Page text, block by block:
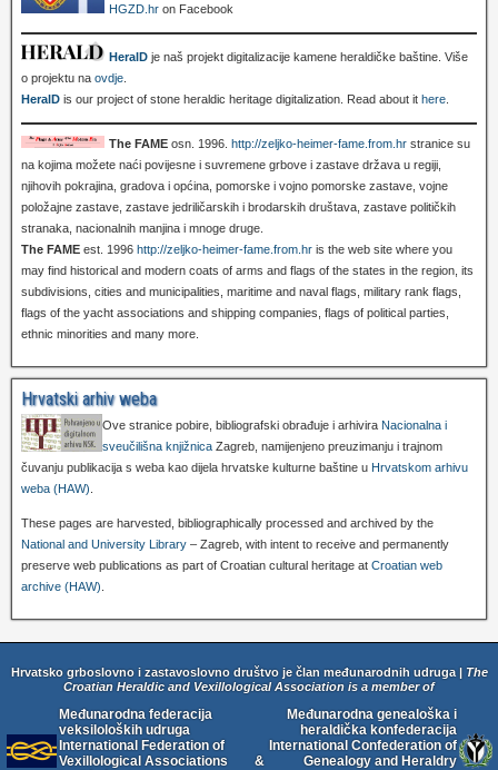
HGZD.hr on Facebook
HeralD je naš projekt digitalizacije kamene heraldičke baštine. Više
o projektu na ovdje.
HeralD is our project of stone heraldic heritage digitalization. Read about it here.
The FAME osn. 1996. http://zeljko-heimer-fame.from.hr stranice su
na kojima možete naći povijesne i suvremene grbove i zastave država u regiji,
njihovih pokrajina, gradova i općina, pomorske i vojno pomorske zastave, vojne
položajne zastave, zastave jedriličarskih i brodarskih društava, zastave političkih
stranaka, nacionalnih manjina i mnoge druge.
The FAME est. 1996 http://zeljko-heimer-fame.from.hr is the web site where you
may find historical and modern coats of arms and flags of the states in the region, its
subdivisions, cities and municipalities, maritime and naval flags, military rank flags,
flags of the yacht associations and shipping companies, flags of political parties,
ethnic minorities and many more.
Hrvatski arhiv weba
Ove stranice pobire, bibliografski obrađuje i arhivira Nacionalna i
sveučilišna knjižnica Zagreb, namijenjeno preuzimanju i trajnom
čuvanju publikacija s weba kao dijela hrvatske kulturne baštine u Hrvatskom arhivu
weba (HAW)
These pages are harvested, bibliographically processed and archived by the
National and University Library – Zagreb, with intent to receive and permanently
preserve web publications as part of Croatian cultural heritage at Croatian web
archive (HAW)
Hrvatsko grboslovno i zastavoslovno društvo je član međunarodnih udruga | The
Croatian Heraldic and Vexillological Association is a member of
Međunarodna federacija
veksiloloških udruga
International Federation of
Vexillological Associations
&
Međunarodna genealoška i
heraldička konfederacija
International Confederation of
Genealogy and Heraldry